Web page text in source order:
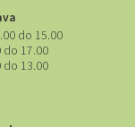
do 15.00
do 17.00
do 13.00